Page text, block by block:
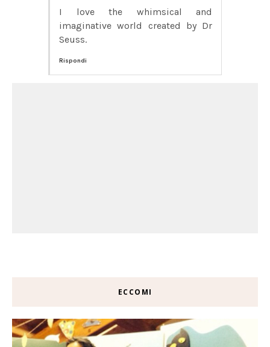
I love the whimsical and
imaginative world created by Dr
Seuss.
Rispondi
ECCOMI